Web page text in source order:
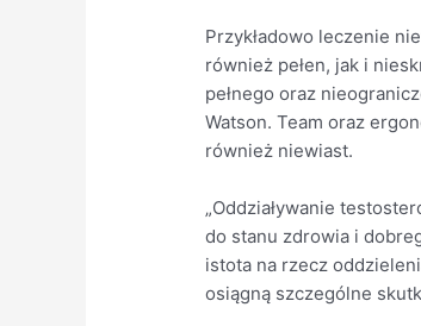
Przykładowo leczenie
również pełen, jak i
pełnego oraz
Watson. Team oraz
również niewiast.
„Oddziaływanie
do stanu zdrowia i
istota na rzecz
osiągną szczególne